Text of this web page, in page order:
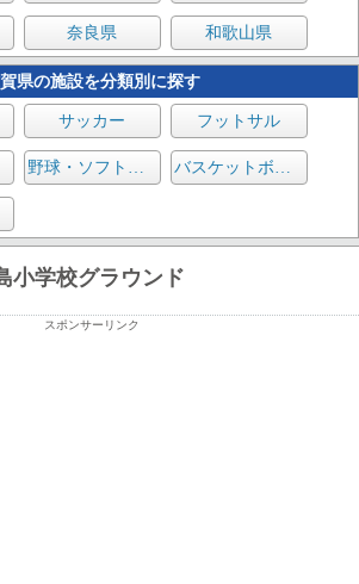
奈良県 和歌山県
県の施設を分類別に探す
サッカー フットサル
野球・ソフトボール バスケットボール
小学校グラウンド
スポンサーリンク